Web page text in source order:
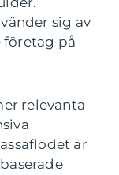
sig av
företag på
relevanta
är